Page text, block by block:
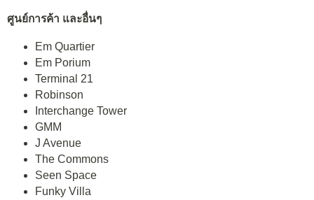
ศูนย์การค้า และอื่นๆ
Em Quartier
Em Porium
Terminal 21
Robinson
Interchange Tower
GMM
J Avenue
The Commons
Seen Space
Funky Villa